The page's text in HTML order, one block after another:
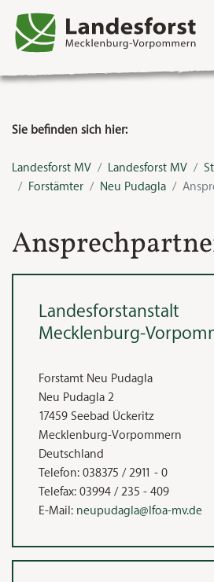
Sie befinden sich hier:
Landesforst MV Landesforst MV
Forstämter
Neu Pudagla
Landesforstanstalt
Forstamt Neu Pudagla
Neu Pudagla 2
17459 Seebad Ückeritz
Mecklenburg-Vorpommern
Deutschland
Telefon: 038375 / 2911 - 0
Telefax: 03994 / 235 - 409
E-Mail: neupudagla@lfoa-mv.de